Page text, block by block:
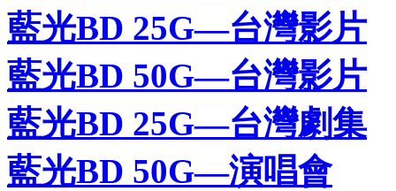
藍光BD 25G—台灣影片
藍光BD 50G—台灣影片
藍光BD 25G—台灣劇集
藍光BD 50G—演唱會